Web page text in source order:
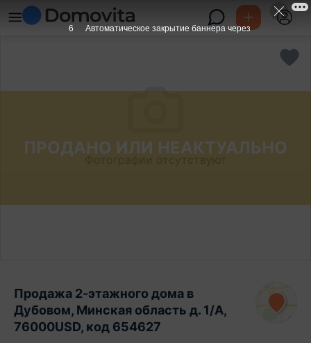
ПРОДАНО ИЛИ НЕАКТУАЛЬНО
Продажа 2-этажного дома в
Дубовом, Минская область д. 1/А,
76000USD, код 654627
6 Автоматическое закрытие баннера через